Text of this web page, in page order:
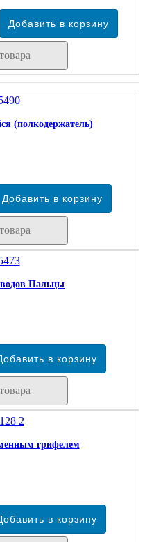
(полкодержатель)
Пальцы
грифелем